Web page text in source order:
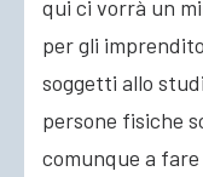
qui ci vorrà un
per gli
soggetti allo
persone fisiche
comunque a